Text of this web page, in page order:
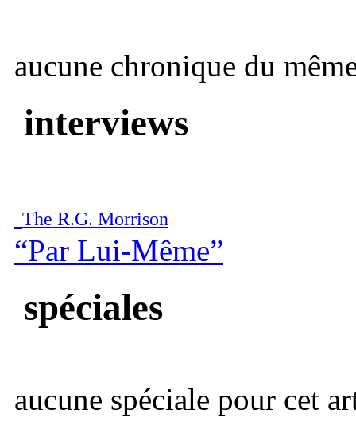
aucune chronique du
interviews
The R.G. Morrison
“Par Lui-Même”
spéciales
aucune spéciale pour cet